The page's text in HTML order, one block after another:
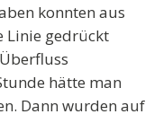
konnten aus
Linie gedrückt
hätte man
Dann wurden auf